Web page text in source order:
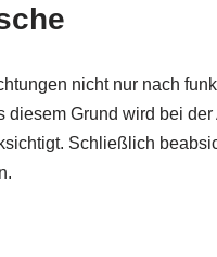
nicht nur nach
Grund wird bei
Schließlich